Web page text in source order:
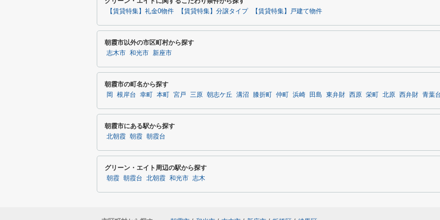
【賃貸特集】礼金0物件 【賃貸特集】分譲タイプ 【賃貸特集】戸建て物件
朝霞市以外の市区町村から探す
志木市 和光市 新座市
朝霞市の町名から探す
岡 根岸台 幸町 本町 宮戸 三原 朝志ケ丘 溝沼 膝折町 仲町 浜崎 田島 東弁財 西原 栄町 北原 西弁財 青葉
朝霞市にある駅から探す
北朝霞 朝霞 朝霞台
グリーン・エイト周辺の駅から探す
朝霞 朝霞台 北朝霞 和光市 志木